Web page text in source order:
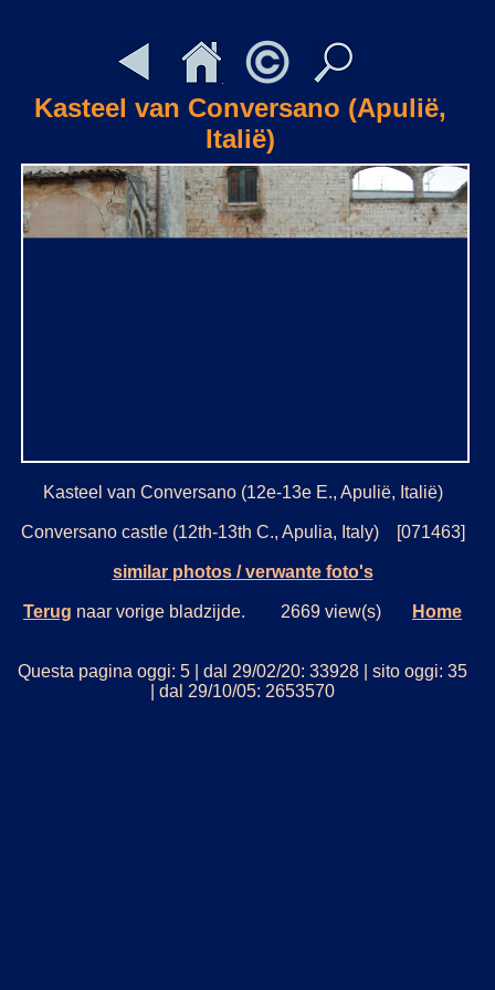
Kasteel van Conversano (Apulië,
Italië)
Kasteel van Conversano (12e-13e E., Apulië, Italië)
Conversano castle (12th-13th C., Apulia, Italy) [071463]
similar photos / verwante foto's
Terug naar vorige bladzijde. 2669 view(s) Home
Questa pagina oggi: 5 | dal 29/02/20: 33928 | sito oggi: 35
| dal 29/10/05: 2653570